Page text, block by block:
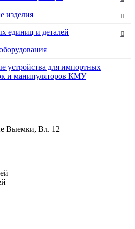
изделия
единиц и деталей
устройства для импортных
и манипуляторов КМУ
Выемки, Вл. 12